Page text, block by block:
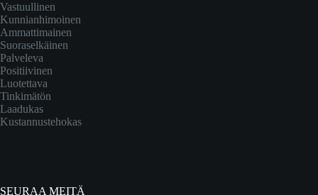
Vastuullinen
Kunnianhimoinen
Ammattimainen
Suoraselkäinen
Palveleva
Positiivinen
Luotettava
Tinkimätön
Laadukas
Kustannustehokas
SEURAA MEITÄ